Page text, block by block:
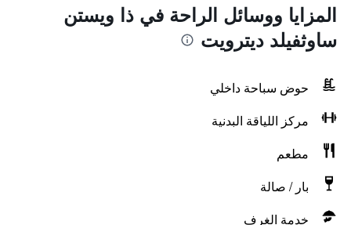
المزايا ووسائل الراحة في ذا ويستن
ساوثفيلد ديترويت
حوض سباحة داخلي
مركز اللياقة البدنية
مطعم
بار / صالة
خدمة الغرف